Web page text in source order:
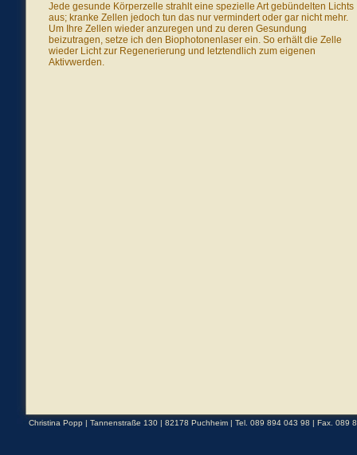
Jede gesunde Körperzelle strahlt eine spezielle Art gebündelten Lichts
aus; kranke Zellen jedoch tun das nur vermindert oder gar nicht mehr.
Um Ihre Zellen wieder anzuregen und zu deren Gesundung
beizutragen, setze ich den Biophotonenlaser ein. So erhält die Zelle
wieder Licht zur Regenerierung und letztendlich zum eigenen
Aktivwerden.
Christina Popp | Tannenstraße 130 | 82178 Puchheim | Tel. 089 894 043 98 | Fax. 089